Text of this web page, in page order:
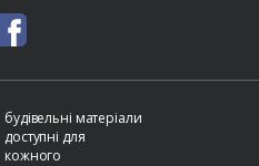
будівельні матеріали
доступні для
кожного